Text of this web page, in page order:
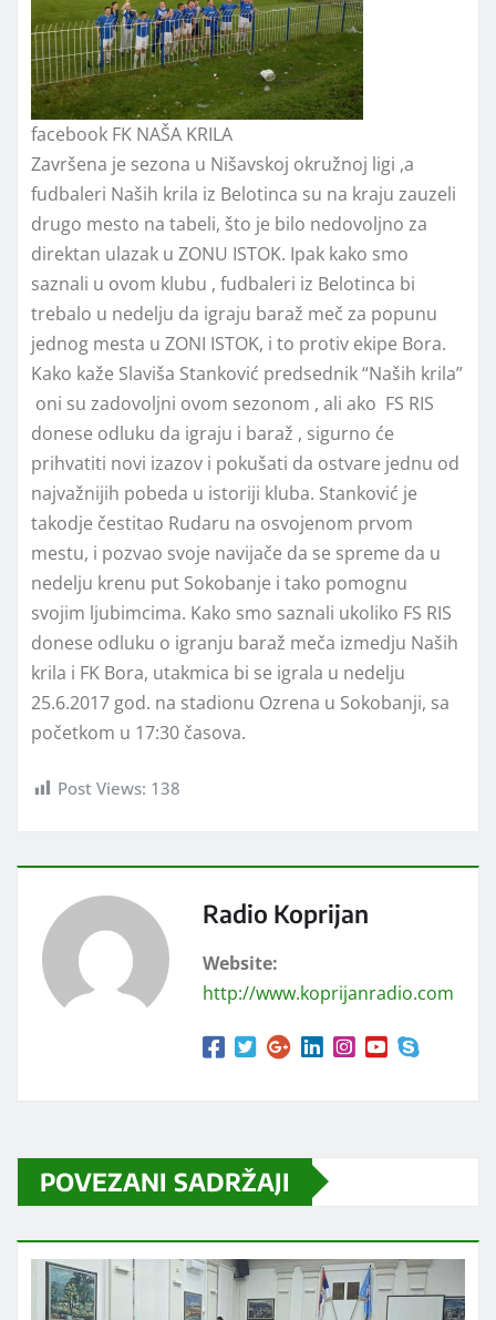
facebook FK NAŠA KRILA
Završena je sezona u Nišavskoj okružnoj ligi ,a
fudbaleri Naših krila iz Belotinca su na kraju zauzeli
drugo mesto na tabeli, što je bilo nedovoljno za
direktan ulazak u ZONU ISTOK. Ipak kako smo
saznali u ovom klubu , fudbaleri iz Belotinca bi
trebalo u nedelju da igraju baraž meč za popunu
jednog mesta u ZONI ISTOK, i to protiv ekipe Bora.
Kako kaže Slaviša Stanković predsednik “Naših krila”
oni su zadovoljni ovom sezonom , ali ako FS RIS
donese odluku da igraju i baraž , sigurno će
prihvatiti novi izazov i pokušati da ostvare jednu od
najvažnijih pobeda u istoriji kluba. Stanković je
takodje čestitao Rudaru na osvojenom prvom
mestu, i pozvao svoje navijače da se spreme da u
nedelju krenu put Sokobanje i tako pomognu
svojim ljubimcima. Kako smo saznali ukoliko FS RIS
donese odluku o igranju baraž meča izmedju Naših
krila i FK Bora, utakmica bi se igrala u nedelju
25.6.2017 god. na stadionu Ozrena u Sokobanji, sa
početkom u 17:30 časova.
Post Views: 138
Radio Koprijan
Website:
http://www.koprijanradio.com
POVEZANI SADRŽAJI